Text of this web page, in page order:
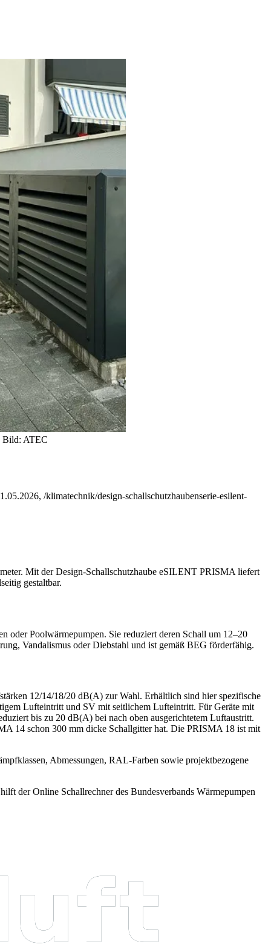
Bild: ATEC
/klimatechnik/design-schallschutzhaubenserie-esilent-
Mit der Design-Schallschutzhaube eSILENT PRISMA liefert
gestaltbar.
oder Poolwärmepumpen. Sie reduziert deren Schall um 12–20
Vandalismus oder Diebstahl und ist gemäß BEG förderfähig.
12/14/18/20 dB(A) zur Wahl. Erhältlich sind hier spezifische
Lufteintritt und SV mit seitlichem Lufteintritt. Für Geräte mit
bis zu 20 dB(A) bei nach oben ausgerichtetem Luftaustritt.
14 schon 300 mm dicke Schallgitter hat. Die PRISMA 18 ist mit
Abmessungen, RAL-Farben sowie projektbezogene
der Online Schallrechner des Bundesverbands Wärmepumpen